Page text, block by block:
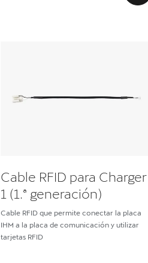
Cable RFID para Charger
1 (1.ª generación)
Cable RFID que permite conectar la placa
IHM a la placa de comunicación y utilizar
tarjetas RFID